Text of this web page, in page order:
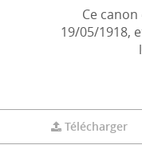
Ce
19/05/1918,
Télécharger